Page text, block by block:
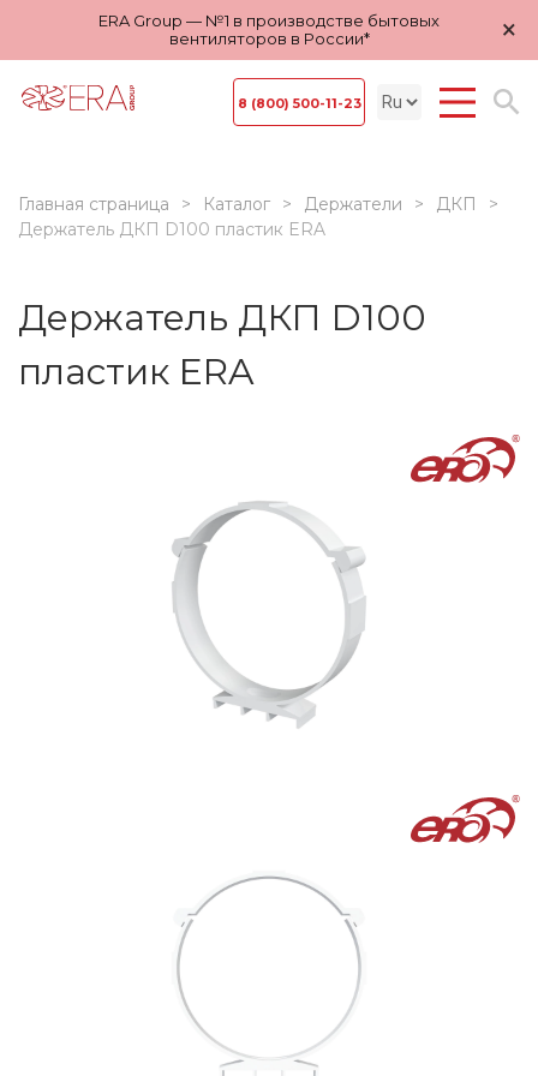
ERA Group — №1 в производстве бытовых
вентиляторов в России*
×
8 (800) 500-11-23
Главная страница Каталог Держатели
ДКП
Держатель ДКП D100 пластик ERA
Держатель ДКП D100
пластик ERA